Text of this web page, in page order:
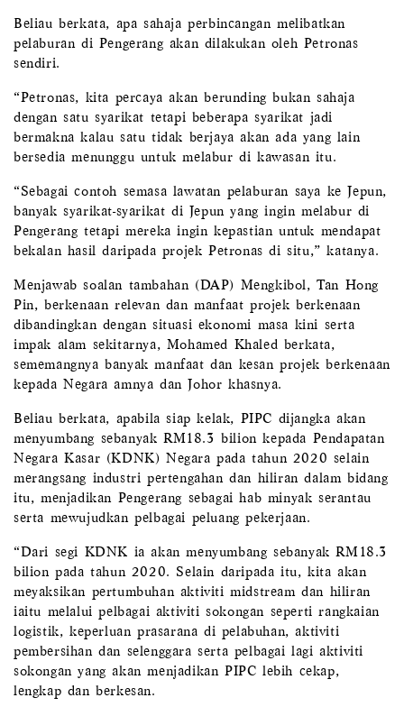
Beliau berkata, apa sahaja perbincangan melibatkan
pelaburan di Pengerang akan dilakukan oleh Petronas
sendiri.
“Petronas, kita percaya akan berunding bukan sahaja
dengan satu syarikat tetapi beberapa syarikat jadi
bermakna kalau satu tidak berjaya akan ada yang lain
bersedia menunggu untuk melabur di kawasan itu.
“Sebagai contoh semasa lawatan pelaburan saya ke Jepun,
banyak syarikat-syarikat di Jepun yang ingin melabur di
Pengerang tetapi mereka ingin kepastian untuk mendapat
bekalan hasil daripada projek Petronas di situ,” katanya.
Menjawab soalan tambahan (DAP) Mengkibol, Tan Hong
Pin, berkenaan relevan dan manfaat projek berkenaan
dibandingkan dengan situasi ekonomi masa kini serta
impak alam sekitarnya, Mohamed Khaled berkata,
sememangnya banyak manfaat dan kesan projek berkenaan
kepada Negara amnya dan Johor khasnya.
Beliau berkata, apabila siap kelak, PIPC dijangka akan
menyumbang sebanyak RM18.3 bilion kepada Pendapatan
Negara Kasar (KDNK) Negara pada tahun 2020 selain
merangsang industri pertengahan dan hiliran dalam bidang
itu, menjadikan Pengerang sebagai hab minyak serantau
serta mewujudkan pelbagai peluang pekerjaan.
“Dari segi KDNK ia akan menyumbang sebanyak RM18.3
bilion pada tahun 2020. Selain daripada itu, kita akan
meyaksikan pertumbuhan aktiviti midstream dan hiliran
iaitu melalui pelbagai aktiviti sokongan seperti rangkaian
logistik, keperluan prasarana di pelabuhan, aktiviti
pembersihan dan selenggara serta pelbagai lagi aktiviti
sokongan yang akan menjadikan PIPC lebih cekap,
lengkap dan berkesan.